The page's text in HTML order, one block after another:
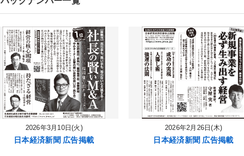
2026年3月10日(火)
日本経済新聞 広告掲載
2026年2月26日(木)
日本経済新聞 広告掲載